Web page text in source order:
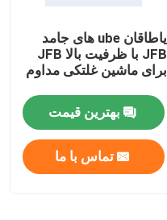
یاطاقان ube های جامد
JFB با ظرفیت بالا JFB
برای ماشین غلتکی مداوم
بهترین قیمت
تماس با ما